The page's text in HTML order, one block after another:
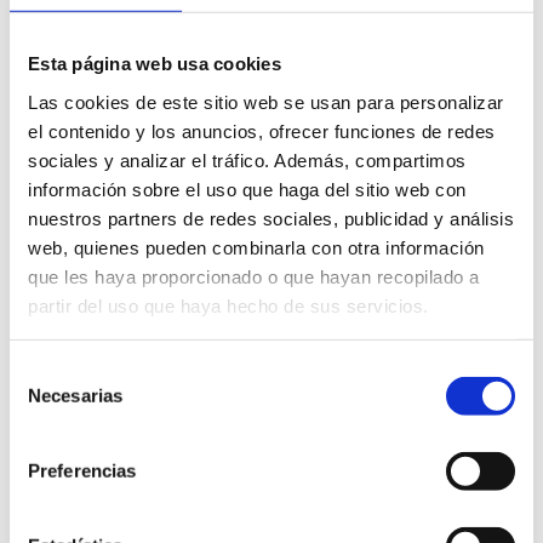
Esta página web usa cookies
Las cookies de este sitio web se usan para personalizar
el contenido y los anuncios, ofrecer funciones de redes
sociales y analizar el tráfico. Además, compartimos
información sobre el uso que haga del sitio web con
nuestros partners de redes sociales, publicidad y análisis
web, quienes pueden combinarla con otra información
que les haya proporcionado o que hayan recopilado a
partir del uso que haya hecho de sus servicios.
Necesarias
Preferencias
que “este reconocimiento es la suma de muchos esfuerzos, del
Castelló Ruta de Sabor para hacer de la gastronomía de la
provincia una experiencia única, transformando grandes
productos en una gran cocina que invita a venir a Castellón y a
volver una y otra vez a conocer toda nuestra tierra”, ha
resaltado.